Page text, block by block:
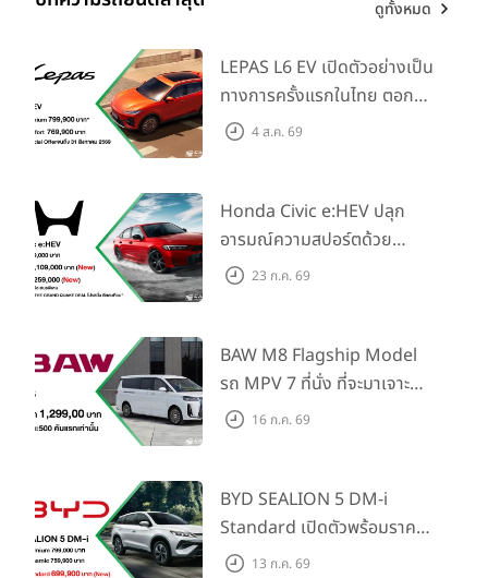
ดูทั้งหมด
LEPAS L6 EV เปิดตัวอย่างเป็น
ทางการครั้งแรกในไทย ตอกย้ำ
วิสัยทัศน์ “Drive Your
4 ส.ค. 69
Honda Civic e:HEV ปลุก
อารมณ์ความสปอร์ตด้วย
Honda S+ Shift ครั้งแรกใน
Traffic Monitor เพียงจอง
ภายใน 31 ก.ค. 2569 รับบัตร
น้ำมันมูลค่า 10,000 บาท
23 ก.ค. 69
BAW M8 Flagship Model
รถ MPV 7 ที่นั่ง ที่จะมาเจาะ
ตลาดครอบครัวและองค์กรยุค
แรก)
16 ก.ค. 69
BYD SEALION 5 DM-i
Standard เปิดตัวพร้อมราคา
คาดการณ์ 699,900 บาท รุ่น
13 ก.ค. 69